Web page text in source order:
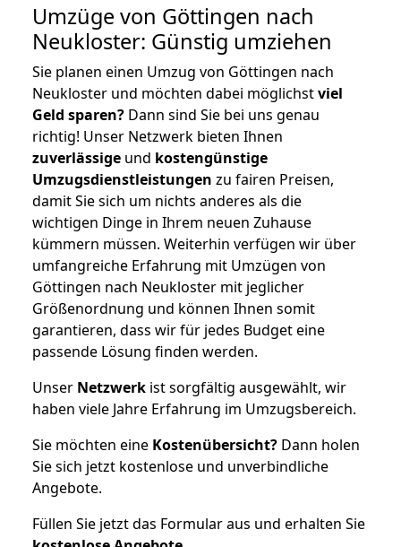
Umzüge von Göttingen nach
Neukloster: Günstig umziehen
Sie planen einen Umzug von Göttingen nach
Neukloster und möchten dabei möglichstviel
Geld sparen? Dann sind Sie bei uns genau
richtig! Unser Netzwerk bieten Ihnen
zuverlässige und kostengünstige
Umzugsdienstleistungen zu fairen Preisen,
damit Sie sich um nichts anderes als die
wichtigen Dinge in Ihrem neuen Zuhause
kümmern müssen. Weiterhin verfügen wir über
umfangreiche Erfahrung mit Umzügen von
Göttingen nach Neukloster mit jeglicher
Größenordnung und können Ihnen somit
garantieren, dass wir für jedes Budget eine
passende Lösung finden werden.
Unser Netzwerk ist sorgfältig ausgewählt, wir
haben viele Jahre Erfahrung im Umzugsbereich.
Sie möchten eine Kostenübersicht? Dann holen
Sie sich jetzt kostenlose und unverbindliche
Angebote.
Füllen Sie jetzt das Formular aus und erhalten Sie